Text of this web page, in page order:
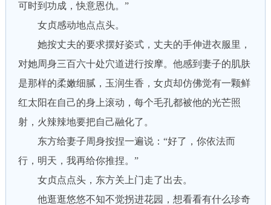
可时到功成，快意恩仇。”
女贞感动地点点头。
她按丈夫的要求摆好姿式，丈夫的手伸进衣服里，
对她周身三百六十处穴道进行按摩。他感到妻子的肌肤
是那样的柔嫩细腻，玉润生香，女贞却仿佛觉有一颗鲜
红太阳在自己的身上滚动，每个毛孔都被他的光芒照
射，火辣辣地要把自己融化了。
东方给妻子周身按捏一遍说：“好了，你依法而
行，明天，我再给你推捏。”
女贞点点头，东方关上门走了出去。
他逛逛悠悠不知不觉拐进花园，想看看有什么珍奇